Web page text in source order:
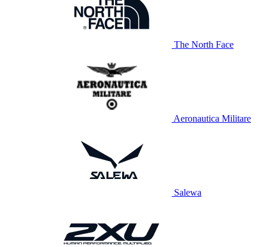
The North Face
Aeronautica Militare
Salewa